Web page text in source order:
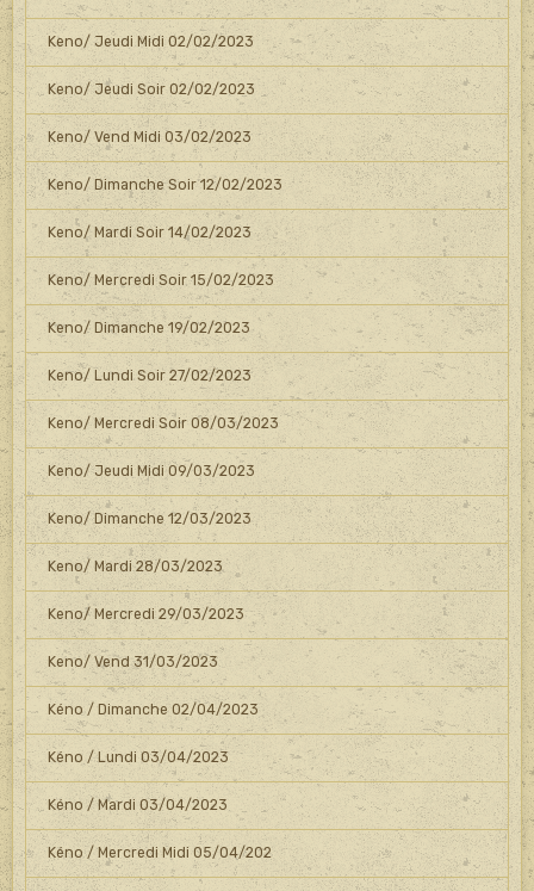
Keno/ Jeudi Midi 02/02/2023
Keno/ Jeudi Soir 02/02/2023
Keno/ Vend Midi 03/02/2023
Keno/ Dimanche Soir 12/02/2023
Keno/ Mardi Soir 14/02/2023
Keno/ Mercredi Soir 15/02/2023
Keno/ Dimanche 19/02/2023
Keno/ Lundi Soir 27/02/2023
Keno/ Mercredi Soir 08/03/2023
Keno/ Jeudi Midi 09/03/2023
Keno/ Dimanche 12/03/2023
Keno/ Mardi 28/03/2023
Keno/ Mercredi 29/03/2023
Keno/ Vend 31/03/2023
Kéno / Dimanche 02/04/2023
Kéno / Lundi 03/04/2023
Kéno / Mardi 03/04/2023
Kéno / Mercredi Midi 05/04/202